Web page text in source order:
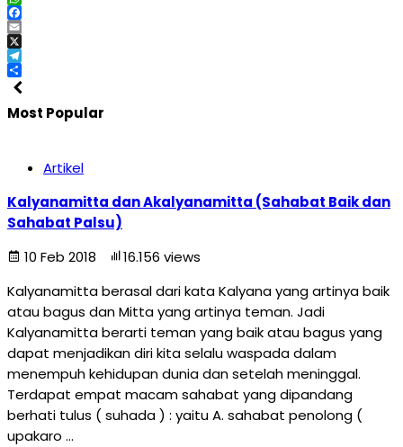
WhatsApp
Facebook
Email
X
Telegram
Share
Most Popular
Artikel
Kalyanamitta dan Akalyanamitta (Sahabat Baik dan
Sahabat Palsu)
10 Feb 2018
16.156 views
Kalyanamitta berasal dari kata Kalyana yang artinya baik
atau bagus dan Mitta yang artinya teman. Jadi
Kalyanamitta berarti teman yang baik atau bagus yang
dapat menjadikan diri kita selalu waspada dalam
menempuh kehidupan dunia dan setelah meninggal.
Terdapat empat macam sahabat yang dipandang
berhati tulus ( suhada ) : yaitu A. sahabat penolong (
upakaro …